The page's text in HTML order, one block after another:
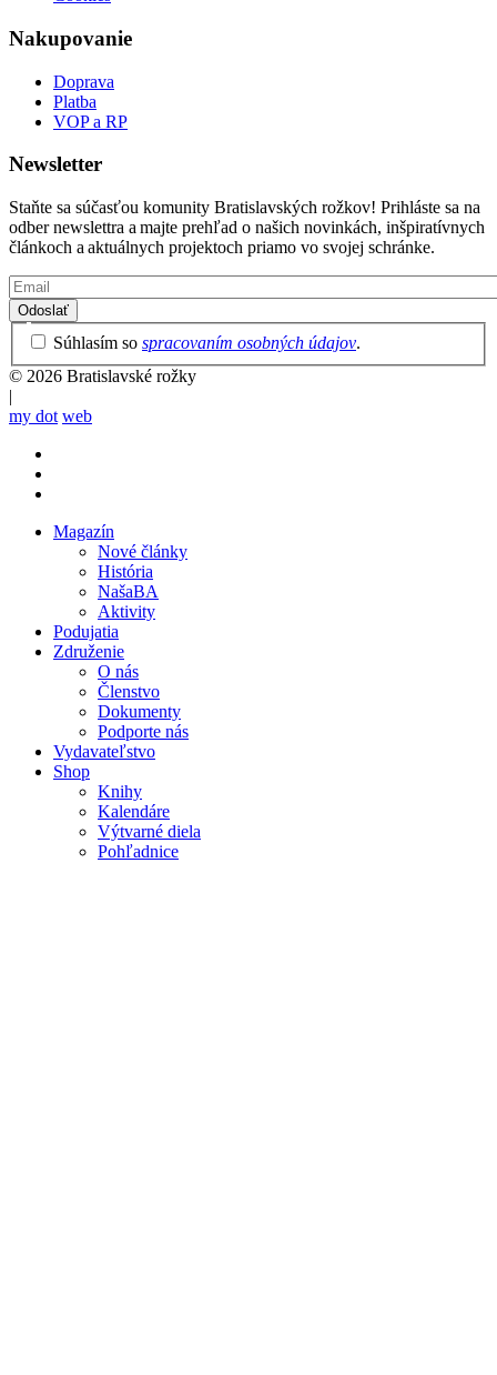
Nakupovanie
Doprava
Platba
VOP a RP
Newsletter
Staňte sa súčasťou komunity Bratislavských rožkov! Prihláste sa na
odber newslettra a majte prehľad o našich novinkách, inšpiratívnych
článkoch a aktuálnych projektoch priamo vo svojej schránke.
Email
Privacy
Policy
Súhlasím so spracovaním osobných údajov.
© 2026 Bratislavské rožky
|
my dot web
Magazín
Nové články
História
NašaBA
Aktivity
Podujatia
Združenie
O nás
Členstvo
Dokumenty
Podporte nás
Vydavateľstvo
Shop
Knihy
Kalendáre
Výtvarné diela
Pohľadnice